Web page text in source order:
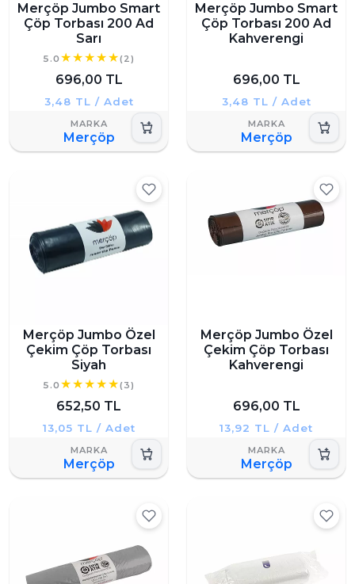
Merçöp Jumbo Smart
Çöp Torbası 200 Ad
Sarı
5.0 (2)
696,00 TL
3,48 TL / Adet
Merçöp
Merçöp Jumbo Smart
Çöp Torbası 200 Ad
Kahverengi
696,00 TL
3,48 TL / Adet
Merçöp
Merçöp Jumbo Özel
Çekim Çöp Torbası
Siyah
5.0 (3)
652,50 TL
13,05 TL / Adet
Merçöp
Merçöp Jumbo Özel
Çekim Çöp Torbası
Kahverengi
696,00 TL
13,92 TL / Adet
Merçöp